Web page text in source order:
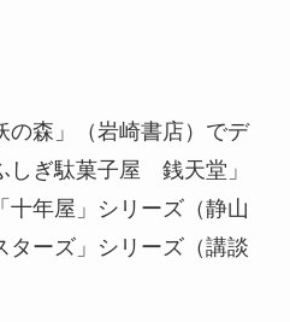
の森」（岩崎書店）でデ
しぎ駄菓子屋 銭天堂」
十年屋」シリーズ（静山
ターズ」シリーズ（講談